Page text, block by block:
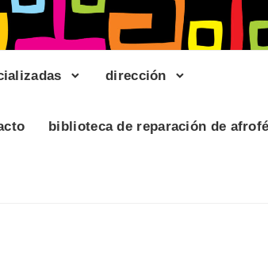
dirección
biblioteca de reparación de